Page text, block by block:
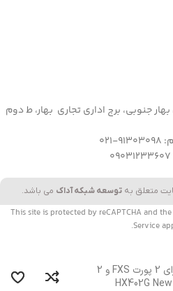
جنوبی، برج اداری تجاری بهار، ط دوم
متعلق به توسعه شبکه آداک می باشد.
This site is protected by reCAPTCHA and
Service
گیت وی ویپ نیوراک دارای 2 پورت FXS و 2